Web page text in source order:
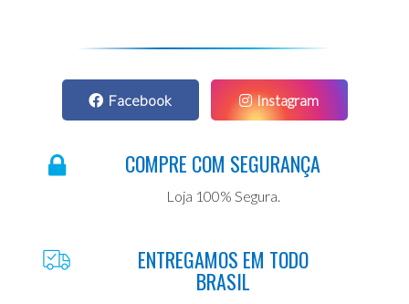
Facebook Instagram
COMPRE COM SEGURANÇA
Loja 100% Segura.
ENTREGAMOS EM TODO
BRASIL